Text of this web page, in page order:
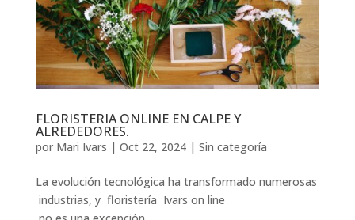
FLORISTERIA ONLINE EN CALPE Y
ALREDEDORES.
por Mari Ivars | Oct 22, 2024| Sin categoría
La evolución tecnológica ha transformado numerosas
industrias, y floristería Ivars on line